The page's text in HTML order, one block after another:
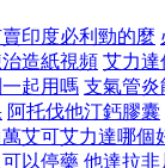
印度必利勁的麼
造紙視頻 艾力達
起用嗎 支氣管炎
阿托伐他汀鈣膠囊
艾可艾力達哪個
以停藥 他達拉非